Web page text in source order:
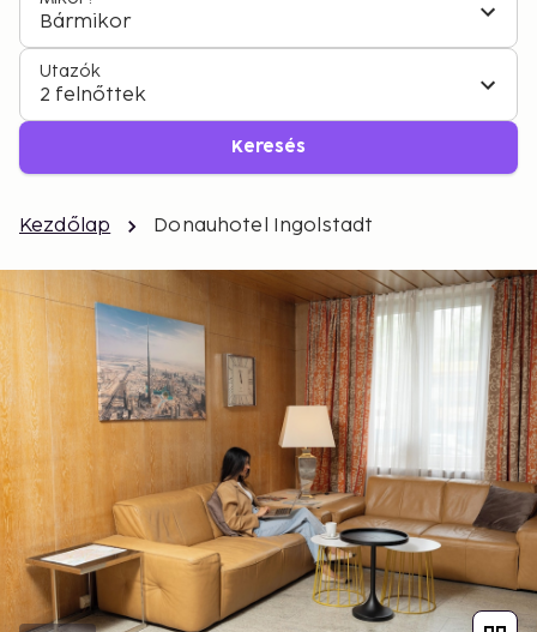
Bármikor
Utazók
2 felnőttek
Keresés
Kezdőlap Donauhotel Ingolstadt